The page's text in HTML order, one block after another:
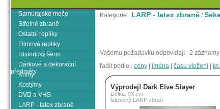
Kategorie : LARP - latex zbraně /
Vašemu požadavku odpovídají : 2 záznamy
řadit podle : ceny jména času vložení
Výprodej! Dark Elve Slayer
Délka: 93 cm
latexový LARP zbraň
Samurajské meče
Střelné zbraně
Ostatní repliky
Filmové repliky
Historický šerm
Dárkové a dekorační
předměty
Knihy
Kostýmy
DVD a VHS
LARP - latex zbraně